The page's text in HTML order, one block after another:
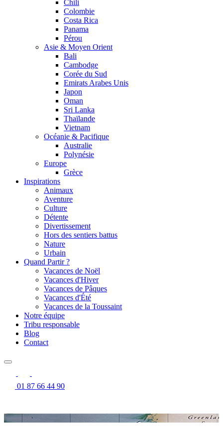
Chili
Colombie
Costa Rica
Panama
Pérou
Asie & Moyen Orient
Bali
Cambodge
Corée du Sud
Emirats Arabes Unis
Japon
Oman
Sri Lanka
Thaïlande
Vietnam
Océanie & Pacifique
Australie
Polynésie
Europe
Grèce
Inspirations
Animaux
Aventure
Culture
Détente
Divertissement
Hors des sentiers battus
Nature
Urbain
Quand Partir ?
Vacances de Noël
Vacances d'Hiver
Vacances de Pâques
Vacances d'Été
Vacances de la Toussaint
Notre équipe
Tribu responsable
Blog
Contact
01 87 66 44 90